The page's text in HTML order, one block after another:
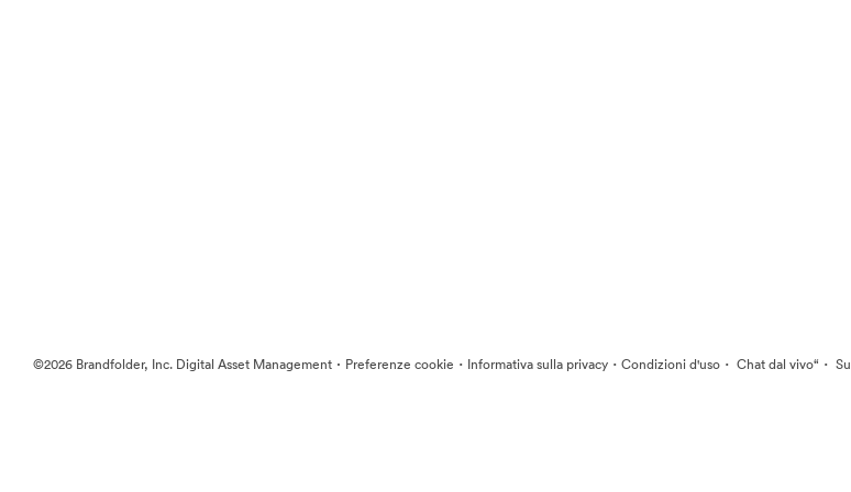
©2026 Brandfolder, Inc. Digital Asset Management · Preferenze cookie · Informativa sulla privacy · Condizioni d'uso · Chat dal vivo“ ·